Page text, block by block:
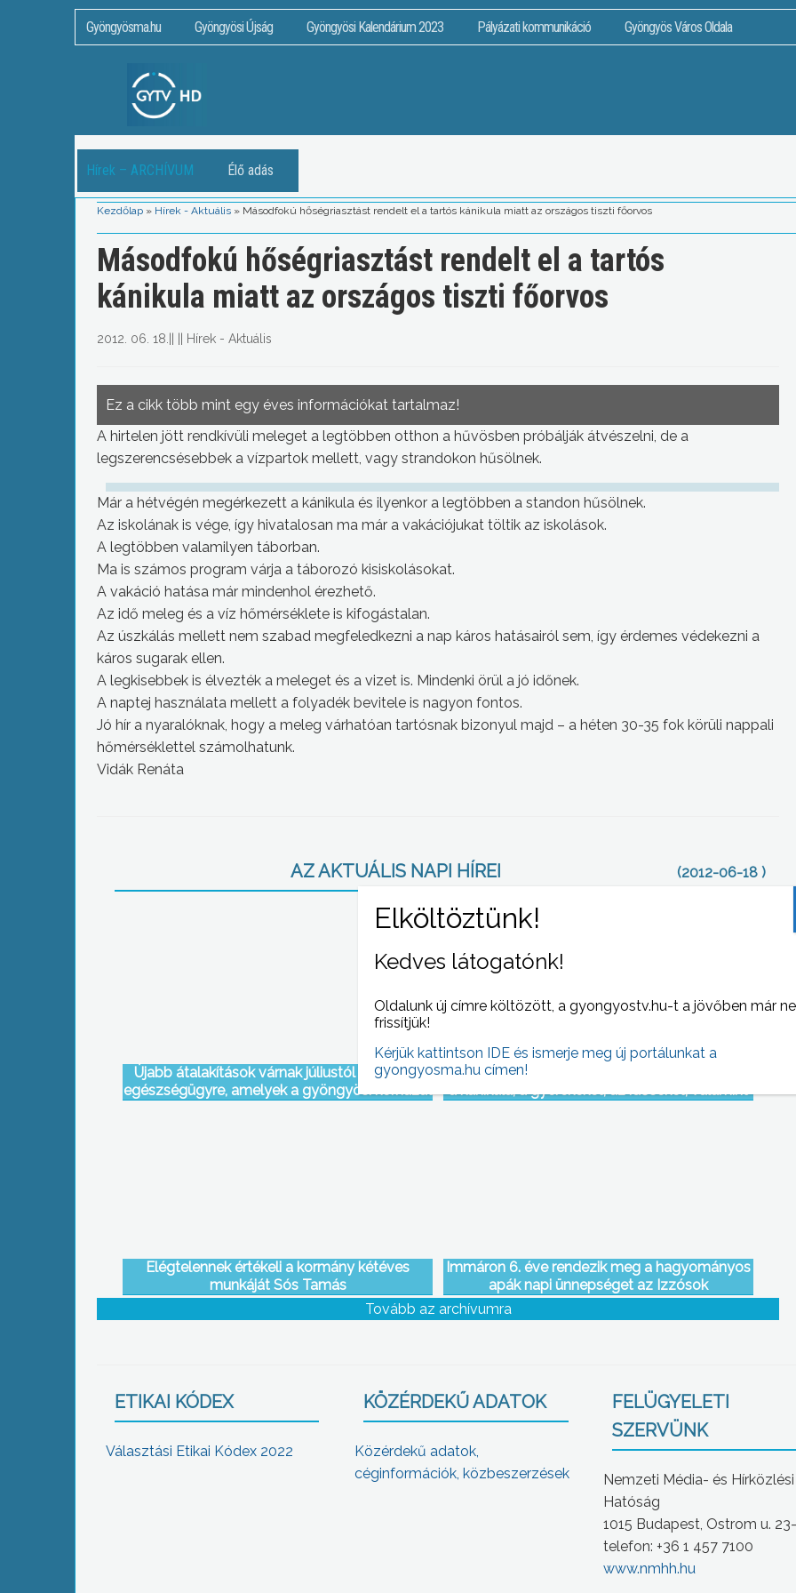
Gyöngyösma.hu Gyöngyösi Újság Gyöngyösi Kalendárium 2023 Pályázati kommunikáció Gyöngyös Város Oldala
Hírek – ARCHÍVUM Élő adás
Kezdőlap » Hírek - Aktuális » Másodfokú hőségriasztást rendelt el a tartós kánikula miatt az országos tiszti főorvos
Másodfokú hőségriasztást rendelt el a tartós
kánikula miatt az országos tiszti főorvos
2012. 06. 18. Hírek - Aktuális
Ez a cikk több mint egy éves információkat tartalmaz!
A hirtelen jött rendkívüli meleget a legtöbben otthon a hűvösben próbálják átvészelni, de a
legszerencsésebbek a vízpartok mellett, vagy strandokon hűsölnek.
Már a hétvégén megérkezett a kánikula és ilyenkor a legtöbben a standon hűsölnek.
Az iskolának is vége, így hivatalosan ma már a vakációjukat töltik az iskolások.
A legtöbben valamilyen táborban.
Ma is számos program várja a táborozó kisiskolásokat.
A vakáció hatása már mindenhol érezhető.
Az idő meleg és a víz hőmérséklete is kifogástalan.
Az úszkálás mellett nem szabad megfeledkezni a nap káros hatásairól sem, így érdemes védekezni a
káros sugarak ellen.
A legkisebbek is élvezték a meleget és a vizet is. Mindenki örül a jó időnek.
A naptej használata mellett a folyadék bevitele is nagyon fontos.
Jó hír a nyaralóknak, hogy a meleg várhatóan tartósnak bizonyul majd – a héten 30-35 fok körüli nappali
hőmérséklettel számolhatunk.
Vidák Renáta
AZ AKTUÁLIS NAPI HÍREI (2012-06-18 )
Újabb átalakítások várnak júliustól a magyar
egészségügyre, amelyek a gyöngyösi kórházat
Vannak, akik örülnek annak, hogy beköszöntött
a kánikula, a gyerekeket, az időseket, valamint
Elégtelennek értékeli a kormány kétéves
munkáját Sós Tamás
Immáron 6. éve rendezik meg a hagyományos
apák napi ünnepséget az Izzósok
egyesületében
Tovább az archívumra
ETIKAI KÓDEX
Választási Etikai Kódex 2022
KÖZÉRDEKŰ ADATOK
Közérdekű adatok,
céginformációk, közbeszerzések
FELÜGYELETI
SZERVÜNK
Nemzeti Média- és Hírközlési
Hatóság
1015 Budapest, Ostrom u.
telefon: +36 1 457 7100
www.nmhh.hu
Kedves látogatónk!
Oldalunk új címre költözött, a gyongyostv.hu-t a jövőben már
frissítjük!
Kérjük kattintson IDE és ismerje meg új portálunkat a
gyongyosma.hu címen!